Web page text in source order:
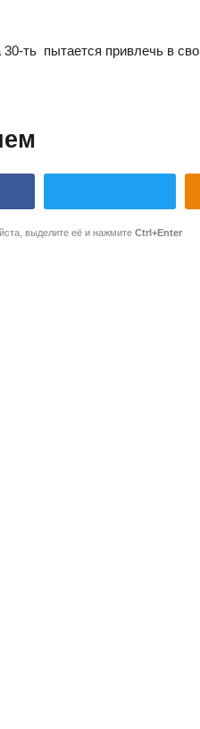
30-ть  пытается привлечь в
выделите её и нажмите Ctrl+Enter